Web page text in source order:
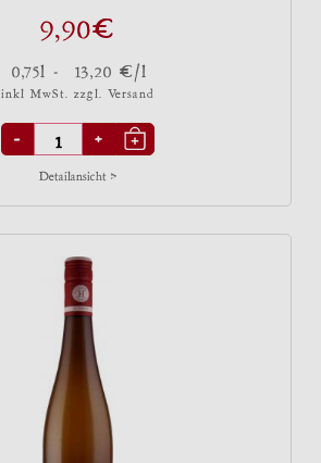
9,90€
0,75l - 13,20 €/l
inkl MwSt. zzgl. Versand
- +
Detailansicht >